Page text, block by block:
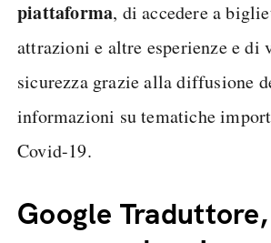
piattaforma, di accedere a
attrazioni e altre esperienze e di
sicurezza grazie alla diffusione
informazioni su tematiche
Covid-19.
Google